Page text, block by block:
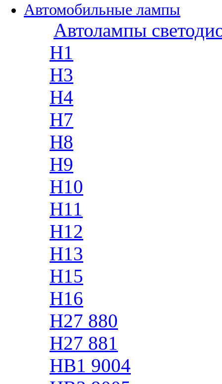
Автомобильные лампы
Автолампы
H1
H3
H4
H7
H8
H9
H10
H11
H12
H13
H15
H16
H27 880
H27 881
HB1 9004